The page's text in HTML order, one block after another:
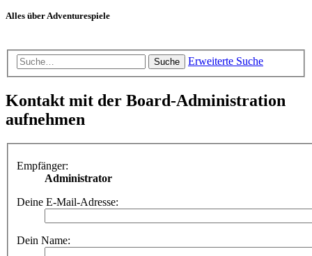
Alles über Adventurespiele
Suche Erweiterte Suche
Kontakt mit der Board-Administration
aufnehmen
Empfänger:
Administrator
Deine E-Mail-Adresse:
Dein Name: